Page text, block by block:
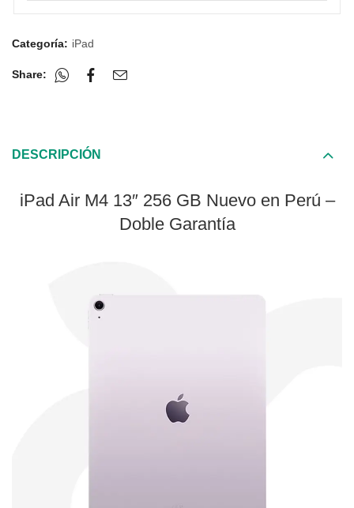
Categoría: iPad
Share:
DESCRIPCIÓN
iPad Air M4 13″ 256 GB Nuevo en Perú –
Doble Garantía